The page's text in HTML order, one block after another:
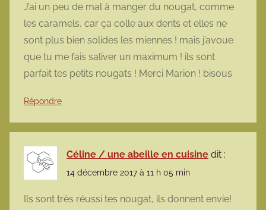
J’ai un peu de mal à manger du nougat, comme
les caramels, car ça colle aux dents et elles ne
sont plus bien solides les miennes ! mais j’avoue
que tu me fais saliver un maximum ! ils sont
parfait tes petits nougats ! Merci Marion ! bisous
Répondre
Céline / une abeille en cuisine dit :
14 décembre 2017 à 11 h 05 min
Ils sont très réussi tes nougat, ils donnent envie!